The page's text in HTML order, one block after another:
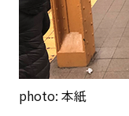
photo: 本紙